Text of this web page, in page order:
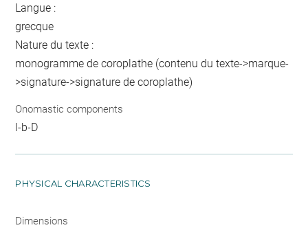
Langue :
grecque
Nature du texte :
monogramme de coroplathe (contenu du texte->marque-
>signature->signature de coroplathe)
Onomastic components
l-b-D
PHYSICAL CHARACTERISTICS
Dimensions